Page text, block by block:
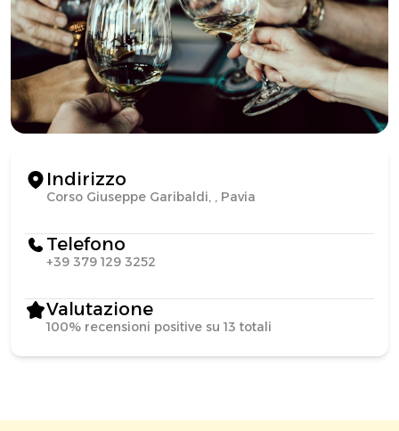
Indirizzo
Corso Giuseppe Garibaldi, , Pavia
Telefono
+39 379 129 3252
Valutazione
100% recensioni positive su 13 totali